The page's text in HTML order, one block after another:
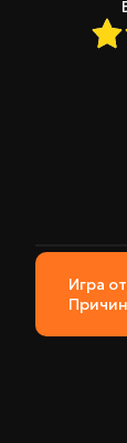
Игра